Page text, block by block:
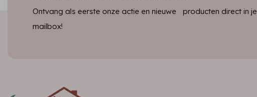
Ontvang als eerste onze actie en nieuwe producten direct in je
mailbox!